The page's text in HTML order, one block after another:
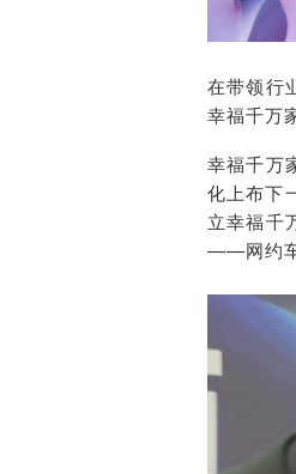
在带领行
幸福千万
幸福千万
化上布下
立幸福千
——网约车